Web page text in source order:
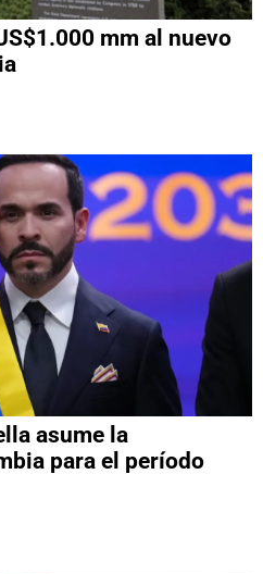
mm al nuevo
asume la
para el período